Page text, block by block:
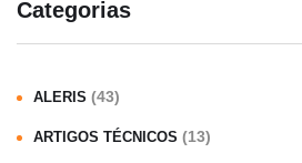
Categorias
ALERIS (43)
ARTIGOS TÉCNICOS (13)